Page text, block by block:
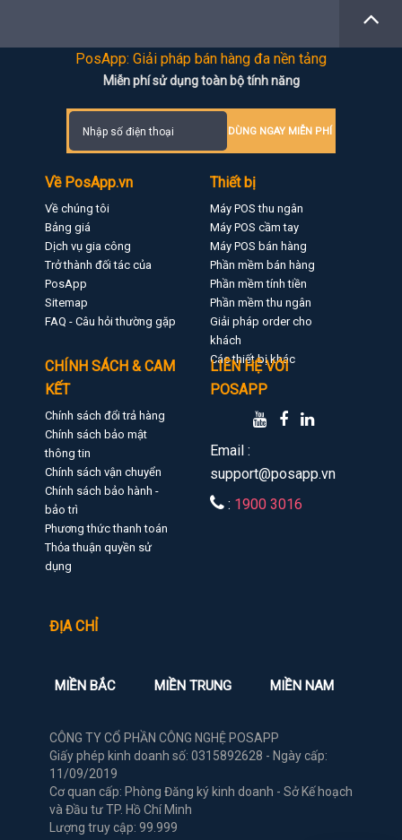
PosApp: Giải pháp bán hàng đa nền tảng
Miễn phí sử dụng toàn bộ tính năng
DÙNG NGAY MIỄN PHÍ
Về PosApp.vn
Về chúng tôi
Bảng giá
Dịch vụ gia công
Trở thành đối tác của
PosApp
Sitemap
FAQ - Câu hỏi thường gặp
Thiết bị
Máy POS thu ngân
Máy POS cầm tay
Máy POS bán hàng
Phần mềm bán hàng
Phần mềm tính tiền
Phần mềm thu ngân
Giải pháp order cho
khách
Các thiết bị khác
CHÍNH SÁCH & CAM
KẾT
Chính sách đổi trả hàng
Chính sách bảo mật
thông tin
Chính sách vận chuyển
Chính sách bảo hành -
bảo trì
Phương thức thanh toán
Thỏa thuận quyền sử
dụng
LIÊN HỆ VỚI
POSAPP
Email :
support@posapp.vn
: 1900 3016
ĐỊA CHỈ
MIỀN BẮC MIỀN TRUNG MIỀN NAM
CÔNG TY CỔ PHẦN CÔNG NGHỆ POSAPP
Giấy phép kinh doanh số: 0315892628 - Ngày cấp:
11/09/2019
Cơ quan cấp: Phòng Đăng ký kinh doanh - Sở Kế hoạch
và Đầu tư TP. Hồ Chí Minh
Lượng truy cập: 99.999